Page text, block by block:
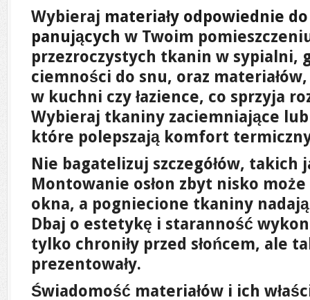
Wybieraj materiały odpowiednie
panujących w Twoim
przezroczystych tkanin w sypialni,
ciemności do snu, oraz
w kuchni czy łazience, co sprzyja
Wybieraj tkaniny zaciemniające
które polepszają komfort
Nie bagatelizuj szczegółów, takich
Montowanie osłon zbyt nisko
okna, a pogniecione tkaniny
Dbaj o estetykę i staranność
tylko chroniły przed słońcem, ale
prezentowały.
Świadomość materiałów i ich